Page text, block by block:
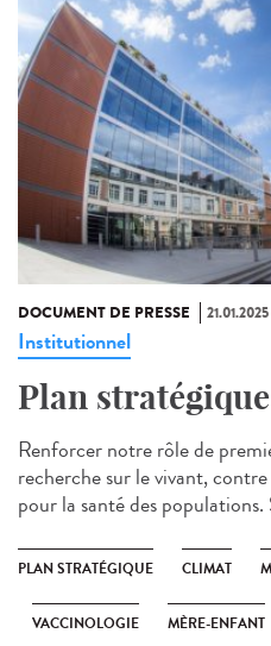
DOCUMENT DE PRESSE 21.01.2025
Institutionnel
Plan
Renforcer notre rôle de
recherche sur le vivant,
pour la santé des populations.
PLAN STRATÉGIQUE CLIMAT
VACCINOLOGIE MÈRE-ENFANT